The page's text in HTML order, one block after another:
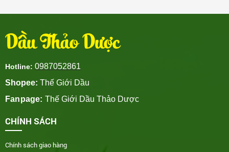
Dầu Thảo Dược
Hotline: 0987052861
Shopee: Thế Giới Dầu
Fanpage: Thế Giới Dầu Thảo Dược
CHÍNH SÁCH
Chính sách giao hàng